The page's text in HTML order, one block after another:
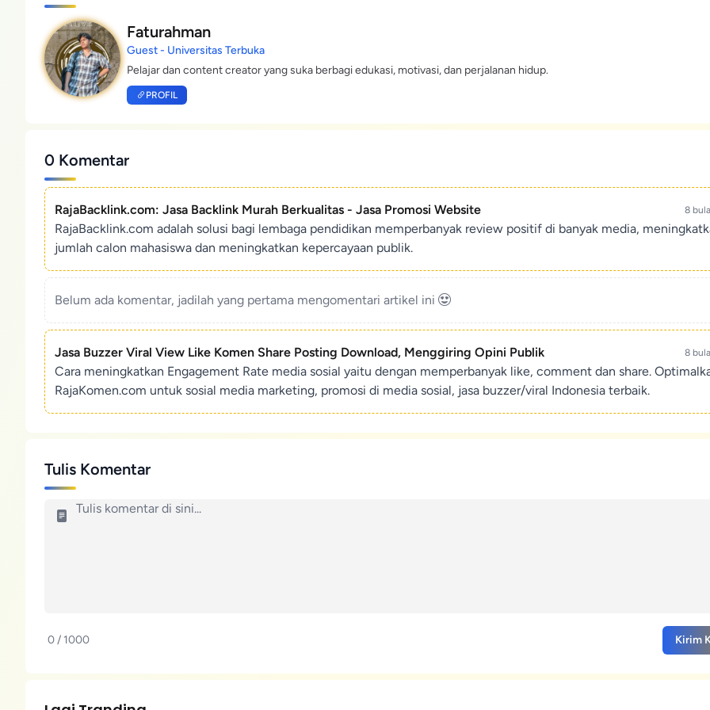
Faturahman
Guest - Universitas Terbuka
Pelajar dan content creator yang suka berbagi edukasi, motivasi, dan perjalanan hidup.
PROFIL
0 Komentar
RajaBacklink.com: Jasa Backlink Murah Berkualitas - Jasa Promosi Website 8
RajaBacklink.com adalah solusi bagi lembaga pendidikan memperbanyak review positif di banyak media,
jumlah calon mahasiswa dan meningkatkan kepercayaan publik.
Belum ada komentar, jadilah yang pertama mengomentari artikel ini
Jasa Buzzer Viral View Like Komen Share Posting Download, Menggiring Opini Publik 8
Cara meningkatkan Engagement Rate media sosial yaitu dengan memperbanyak like, comment dan share.
RajaKomen.com untuk sosial media marketing, promosi di media sosial, jasa buzzer/viral Indonesia terbaik.
Tulis Komentar
0 / 1000 Kirim